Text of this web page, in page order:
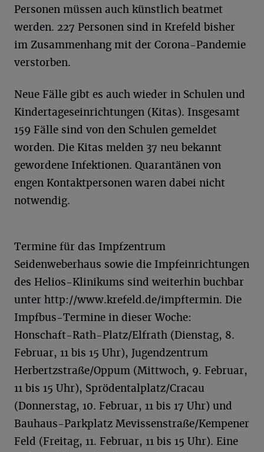
Personen müssen auch künstlich beatmet
werden. 227 Personen sind in Krefeld bisher
im Zusammenhang mit der Corona-Pandemie
verstorben.
Neue Fälle gibt es auch wieder in Schulen und
Kindertageseinrichtungen (Kitas). Insgesamt
159 Fälle sind von den Schulen gemeldet
worden. Die Kitas melden 37 neu bekannt
gewordene Infektionen. Quarantänen von
engen Kontaktpersonen waren dabei nicht
notwendig.
Termine für das Impfzentrum
Seidenweberhaus sowie die Impfeinrichtungen
des Helios-Klinikums sind weiterhin buchbar
unter http://www.krefeld.de/impftermin. Die
Impfbus-Termine in dieser Woche:
Honschaft-Rath-Platz/Elfrath (Dienstag, 8.
Februar, 11 bis 15 Uhr), Jugendzentrum
Herbertzstraße/Oppum (Mittwoch, 9. Februar,
11 bis 15 Uhr), Sprödentalplatz/Cracau
(Donnerstag, 10. Februar, 11 bis 17 Uhr) und
Bauhaus-Parkplatz Mevissenstraße/Kempener
Feld (Freitag, 11. Februar, 11 bis 15 Uhr). Eine